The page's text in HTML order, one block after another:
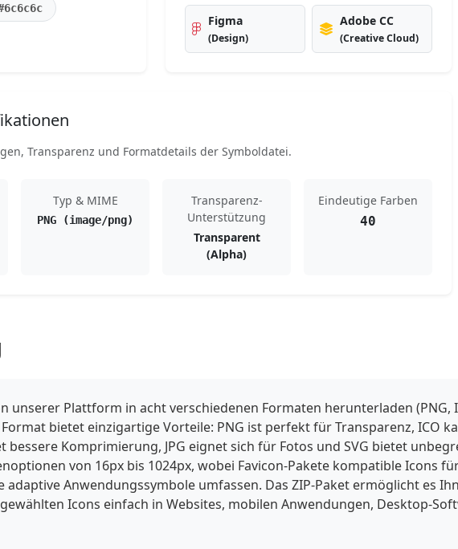
Figma
(Design)
Adobe CC
(Creative Cloud)
Transparenz und Formatdetails der Symboldatei.
Typ & MIME
PNG (image/png)
Transparenz-
Unterstützung
Transparent
(Alpha)
Eindeutige Farben
40
unserer Plattform in acht verschiedenen Formaten herunterladen (PNG,
Format bietet einzigartige Vorteile: PNG ist perfekt für Transparenz, ICO
bessere Komprimierung, JPG eignet sich für Fotos und SVG bietet
von 16px bis 1024px, wobei Favicon-Pakete kompatible Icons
adaptive Anwendungssymbole umfassen. Das ZIP-Paket ermöglicht es
Icons einfach in Websites, mobilen Anwendungen, Desktop-